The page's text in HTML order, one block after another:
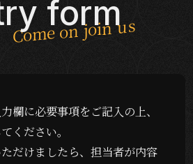
form
欄に必要事項をご記入の上、
ください。
だけましたら、担当者が内容